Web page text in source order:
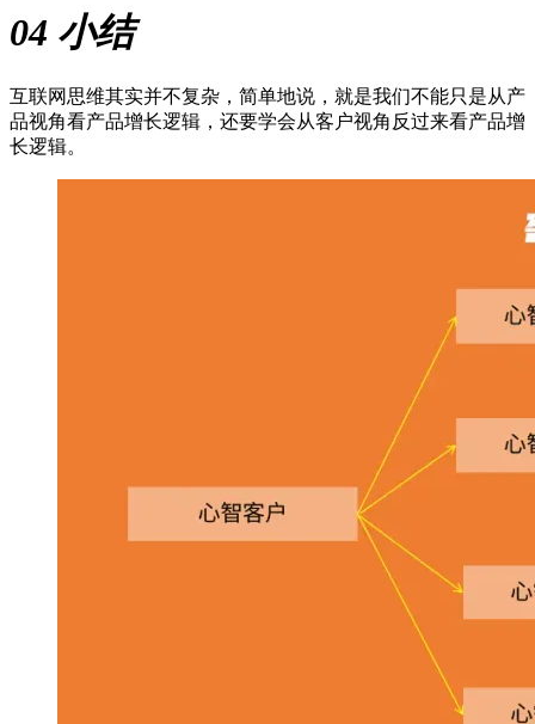
04 小结
互联网思维其实并不复杂，简单地说，就是我们不能只是从产
品视角看产品增长逻辑，还要学会从客户视角反过来看产品增
长逻辑。